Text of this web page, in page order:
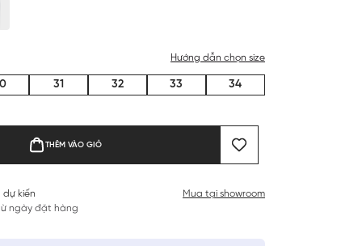
Hướng dẫn chọn size
31 32 33 34
THÊM VÀO GIỎ
dự kiến
ngày đặt hàng
Mua tại showroom